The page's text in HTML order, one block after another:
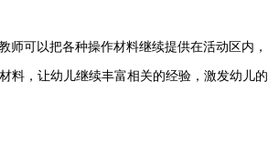
可以把各种操作材料继续提供在活动区内，
料，让幼儿继续丰富相关的经验，激发幼儿的